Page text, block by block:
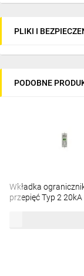
PLIKI I
PODOBNE
Wkładka
przepięć Typ 2 20kA